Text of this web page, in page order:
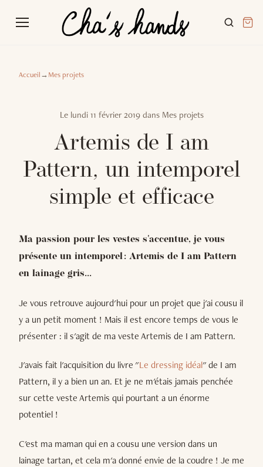
Accueil→Mes projets
Le lundi 11 février 2019dans Mes projets
Artemis de I am
Pattern, un intemporel
simple et efficace
Ma passion pour les vestes s'accentue, je vous
présente un intemporel : Artemis de I am Pattern
en lainage gris...
Je vous retrouve aujourd'hui pour un projet que j'ai cousu il
y a un petit moment ! Mais il est encore temps de vous le
présenter : il s'agit de ma veste Artemis de I am Pattern.
J'avais fait l'acquisition du livre "Le dressing idéal" de I am
Pattern, il y a bien un an. Et je ne m'étais jamais penchée
sur cette veste Artemis qui pourtant a un énorme
potentiel !
C'est ma maman qui en a cousu une version dans un
lainage tartan, et cela m'a donné envie de la coudre ! Je me